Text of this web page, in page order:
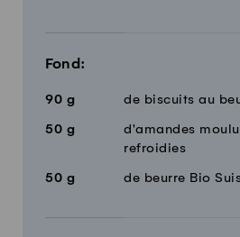
Fond:
90 g de biscuits au
50 g
d'amandes
refroidies
50 g de beurre Bio